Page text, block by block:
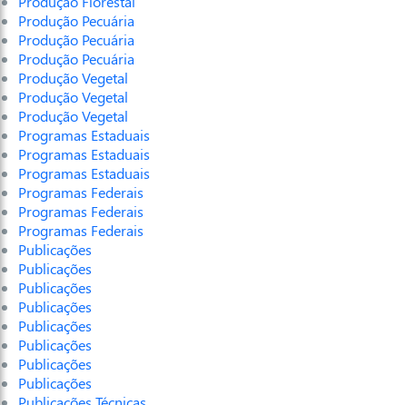
Produção Pecuária
Produção Pecuária
Produção Pecuária
Produção Vegetal
Produção Vegetal
Produção Vegetal
Programas Estaduais
Programas Estaduais
Programas Estaduais
Programas Federais
Programas Federais
Programas Federais
Publicações
Publicações
Publicações
Publicações
Publicações
Publicações
Publicações
Publicações